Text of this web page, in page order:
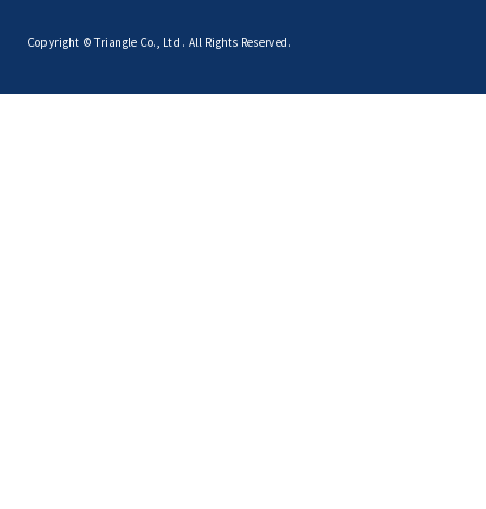
Copyright © Triangle Co., Ltd . All Rights Reserved.